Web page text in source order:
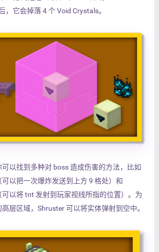
，它会掉落 4 个 Void Crystals。
以找到多种对 boss 造成伤害的方法，比如
以把一次爆炸发送到上方 9 格处）和
可以将 tnt 发射到玩家视线所指的位置）。为
层区域，Shruster 可以将实体弹射到空中。